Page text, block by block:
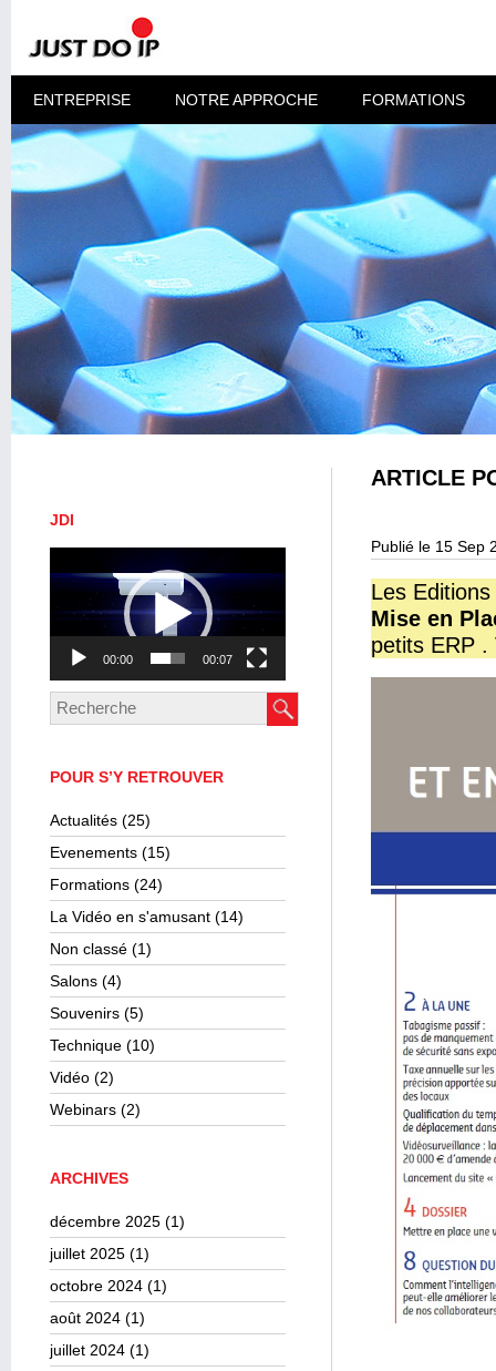
ENTREPRISE NOTRE APPROCHE FORMATIONS
JDI
vidéo
00:00 00:07
POUR S’Y RETROUVER
Actualités (25)
Evenements (15)
Formations (24)
La Vidéo en s'amusant (14)
Non classé (1)
Salons (4)
Souvenirs (5)
Technique (10)
Vidéo (2)
Webinars (2)
ARCHIVES
décembre 2025 (1)
juillet 2025 (1)
octobre 2024 (1)
août 2024 (1)
juillet 2024 (1)
ARTICLE
Publié le 15 Sep
Les
Mise en
petits ERP